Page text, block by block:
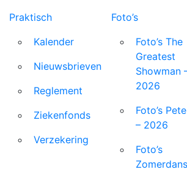
Geschiedenis
Praktisch
Kalender
Nieuwsbrieven
Reglement
Ziekenfonds
Verzekering
Foto’s
Foto’s The
Greatest
Showman
2026
Foto’s
– 2026
Foto’s